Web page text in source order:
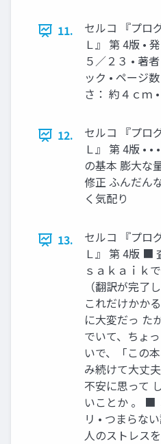
11.
セルコ 『プロ
Ｌ』 第 4版 •
５／２３ • 著
ック • ページ
さ： 約４ｃｍ
12.
セルコ 『プロ
Ｌ』 第 4版 • •
の基本 膨大な
修正 ふんだん
く気配り
13.
セルコ 『プロ
Ｌ』 第 4版 ■
ｓａｋａｉｋ
（翻訳が完了
これだけかか
に大変だっ た
でいて、ちょ
いで、「この
み続けて大丈
不安に思って
いことか 。 ■
リ • つまらな
人のストレス